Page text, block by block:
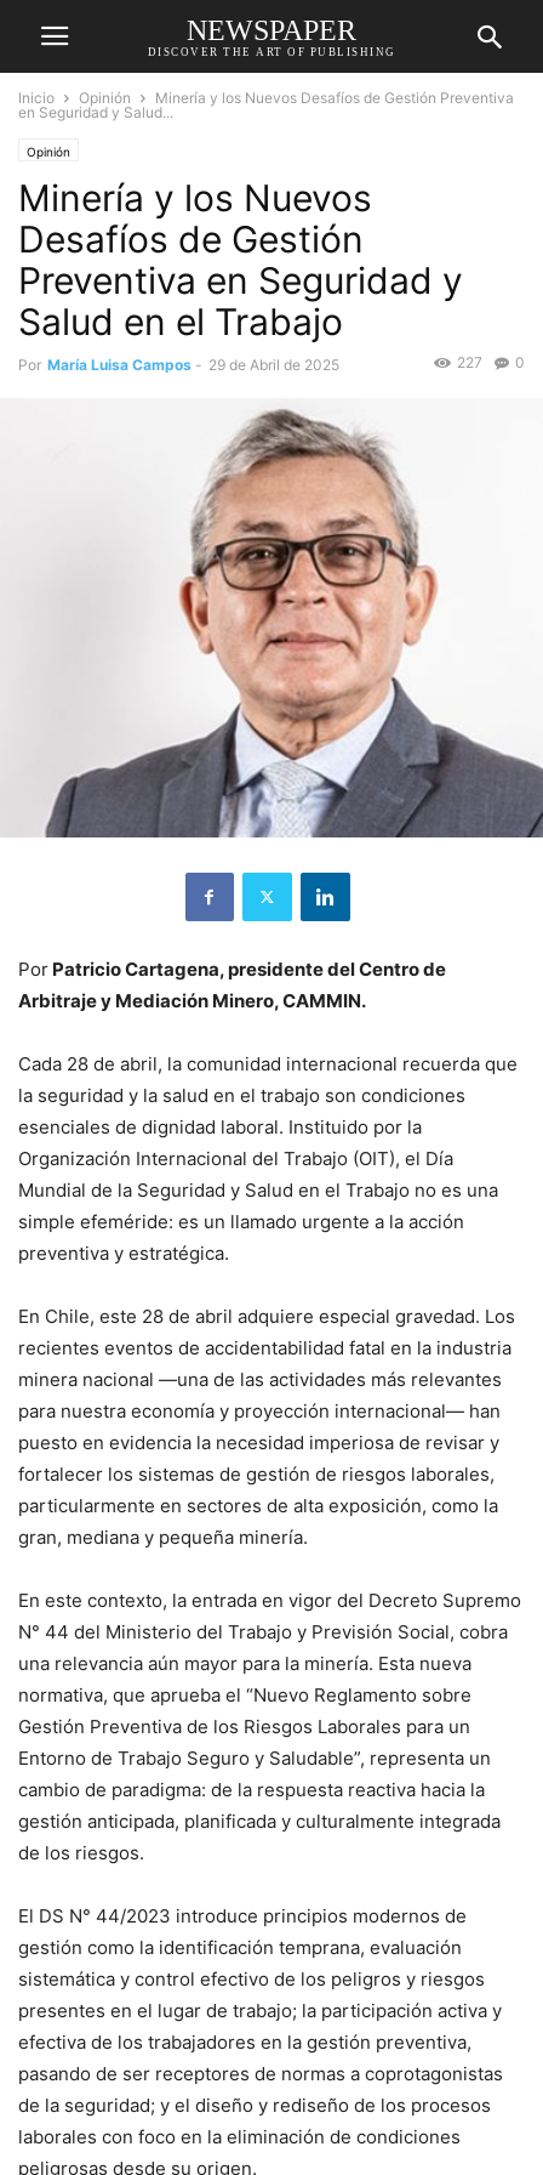
NEWSPAPER
DISCOVER THE ART OF PUBLISHING
Inicio Opinión
Minería y los Nuevos Desafíos de Gestión Preventiva
en Seguridad y Salud...
Opinión
Minería y los Nuevos
Desafíos de Gestión
Preventiva en Seguridad y
Salud en el Trabajo
Por María Luisa Campos - 29 de Abril de 2025 0
227
Por Patricio Cartagena, presidente del Centro de
Arbitraje y Mediación Minero, CAMMIN.
Cada 28 de abril, la comunidad internacional recuerda que
la seguridad y la salud en el trabajo son condiciones
esenciales de dignidad laboral. Instituido por la
Organización Internacional del Trabajo (OIT), el Día
Mundial de la Seguridad y Salud en el Trabajo no es una
simple efeméride: es un llamado urgente a la acción
preventiva y estratégica.
En Chile, este 28 de abril adquiere especial gravedad. Los
recientes eventos de accidentabilidad fatal en la industria
minera nacional —una de las actividades más relevantes
para nuestra economía y proyección internacional— han
puesto en evidencia la necesidad imperiosa de revisar y
fortalecer los sistemas de gestión de riesgos laborales,
particularmente en sectores de alta exposición, como la
gran, mediana y pequeña minería.
En este contexto, la entrada en vigor del Decreto Supremo
N° 44 del Ministerio del Trabajo y Previsión Social, cobra
una relevancia aún mayor para la minería. Esta nueva
normativa, que aprueba el “Nuevo Reglamento sobre
Gestión Preventiva de los Riesgos Laborales para un
Entorno de Trabajo Seguro y Saludable”, representa un
cambio de paradigma: de la respuesta reactiva hacia la
gestión anticipada, planificada y culturalmente integrada
de los riesgos.
El DS N° 44/2023 introduce principios modernos de
gestión como la identificación temprana, evaluación
sistemática y control efectivo de los peligros y riesgos
presentes en el lugar de trabajo; la participación activa y
efectiva de los trabajadores en la gestión preventiva,
pasando de ser receptores de normas a coprotagonistas
de la seguridad; y el diseño y rediseño de los procesos
laborales con foco en la eliminación de condiciones
peligrosas desde su origen.